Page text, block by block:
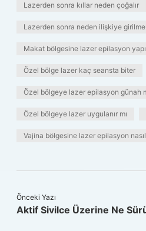
Lazerden sonra kıllar neden çoğalır
Lazerden sonra neden ilişkiye
Makat bölgesine lazer epilasyon
Özel bölge lazer kaç seansta biter
Özel bölgeye lazer epilasyon günah
Özel bölgeye lazer uygulanır mı
Vajina bölgesine lazer epilasyon nasıl
Önceki Yazı
Aktif Sivilce Üzerine Ne